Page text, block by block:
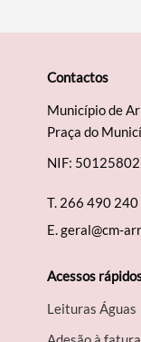
Contactos
Município de
Praça do
NIF:
T. 266 490 240
E.geral@cm-
Acessos
Leituras Águas